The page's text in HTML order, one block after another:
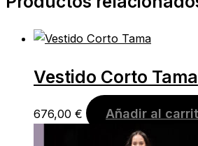
Vestido Corto Tama
676,00 € Añadir al